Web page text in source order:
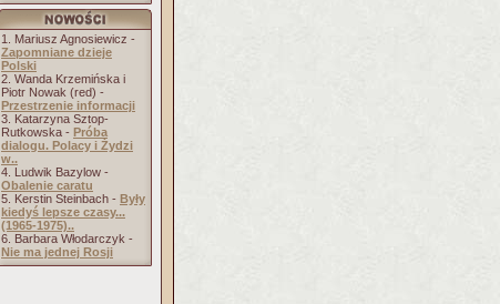
1. Mariusz Agnosiewicz -
Zapomniane dzieje
Polski
2. Wanda Krzemińska i
Piotr Nowak (red) -
Przestrzenie informacji
3. Katarzyna Sztop-
Rutkowska - Próba
dialogu. Polacy i Żydzi
w..
4. Ludwik Bazylow -
Obalenie caratu
5. Kerstin Steinbach - Były
kiedyś lepsze czasy...
(1965-1975)..
6. Barbara Włodarczyk -
Nie ma jednej Rosji